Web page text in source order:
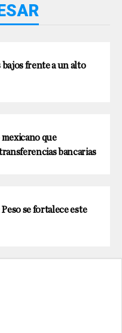
bajos frente a un alto
que
bancarias
se fortalece este